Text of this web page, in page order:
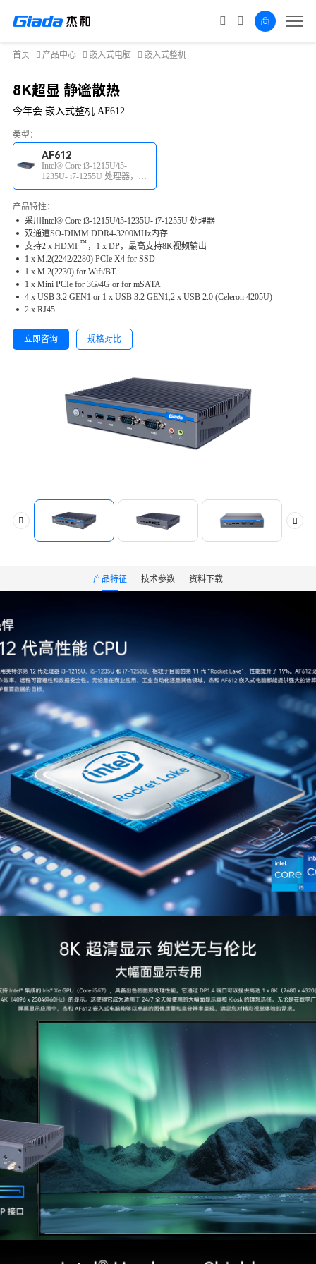
首页 产品中心 嵌入式电脑 嵌入式整机
8K超显 静谧散热
今年会 嵌入式整机 AF612
类型：
AF612
Intel® Core i3-1215U/i5-
1235U- i7-1255U 处理器，双
通道SO-DIMM DDR4内存，
产品特性：
采用Intel® Core i3-1215U/i5-1235U- i7-1255U 处理器
双通道SO-DIMM DDR4-3200MHz内存
支持2 x HDMI ™ ，1 x DP，最高支持8K视频输出
1 x M.2(2242/2280) PCIe X4 for SSD
1 x M.2(2230) for Wifi/BT
1 x Mini PCIe for 3G/4G or for mSATA
4x USB 3.2 GEN1 or 1 x USB 3.2 GEN1,2 x USB 2.0 (Celeron 4205U)
2x RJ45
立即咨询 规格对比
产品特征 技术参数 资料下载